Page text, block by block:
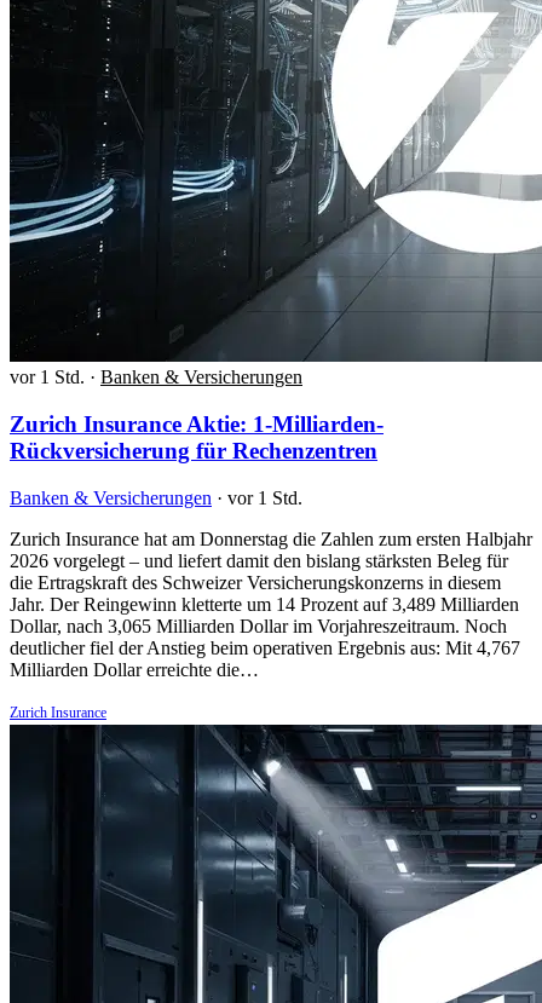
vor 1 Std. · Banken & Versicherungen
Zurich Insurance Aktie: 1-Milliarden-
Rückversicherung für Rechenzentren
Banken & Versicherungen · vor 1 Std.
Zurich Insurance hat am Donnerstag die Zahlen zum ersten Halbjahr
2026 vorgelegt – und liefert damit den bislang stärksten Beleg für
die Ertragskraft des Schweizer Versicherungskonzerns in diesem
Jahr. Der Reingewinn kletterte um 14 Prozent auf 3,489 Milliarden
Dollar, nach 3,065 Milliarden Dollar im Vorjahreszeitraum. Noch
deutlicher fiel der Anstieg beim operativen Ergebnis aus: Mit 4,767
Milliarden Dollar erreichte die…
Zurich Insurance